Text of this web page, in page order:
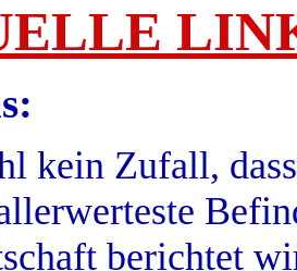
kein Zufall,
berichtet